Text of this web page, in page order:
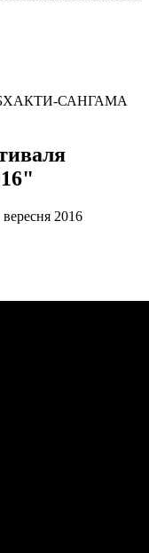
"БХАКТИ-САНГАМА
2016